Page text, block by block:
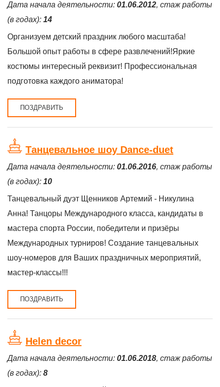
Дата начала деятельности: 01.06.2012, стаж работы
(в годах): 14
Организуем детский праздник любого масштаба!
Большой опыт работы в сфере развлечений!Яркие
костюмы интересный реквизит! Профессиональная
подготовка каждого аниматора!
ПОЗДРАВИТЬ
Танцевальное шоу Dance-duet
Дата начала деятельности: 01.06.2016, стаж работы
(в годах): 10
Танцевальный дуэт Щенников Артемий - Никулина
Анна! Танцоры Международного класса, кандидаты в
мастера спорта России, победители и призёры
Международных турниров! Создание танцевальных
шоу-номеров для Ваших праздничных мероприятий,
мастер-классы!!!
ПОЗДРАВИТЬ
Helen decor
Дата начала деятельности: 01.06.2018, стаж работы
(в годах): 8